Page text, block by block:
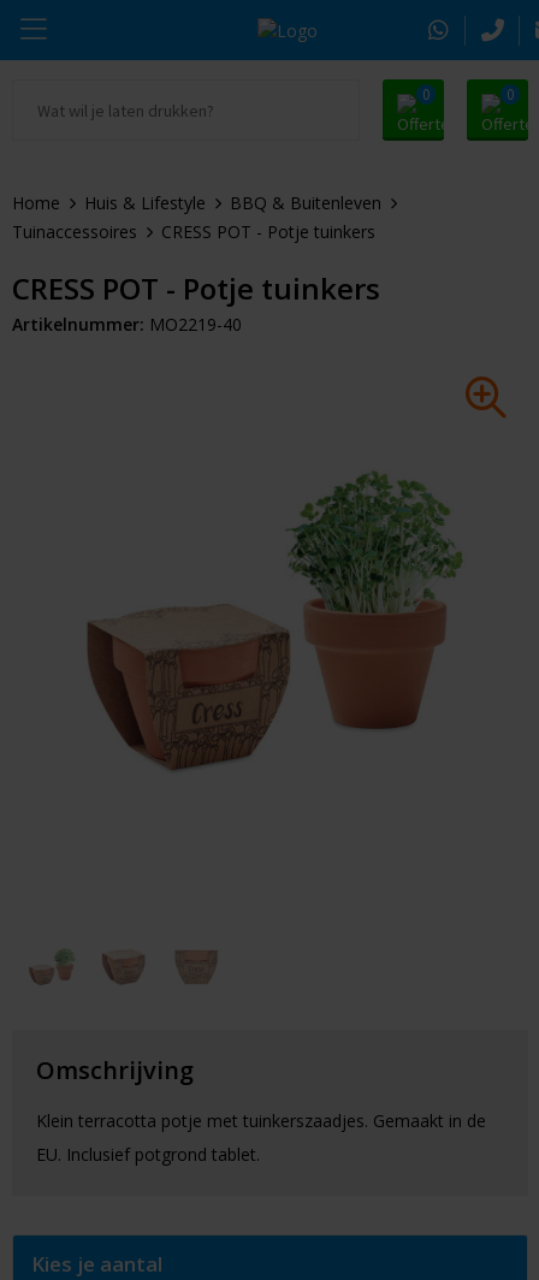
0 0
Drinkwaren
Tassen & Reizen
Outdoor & Vrije Tijd
Auto & Veiligheid
Gezondheid & Verzorging
Alle promosnoepje
Zomer
Kerst
Thule
Alle merken
Home Huis & Lifestyle
BBQ & Buitenleven
Tuinaccessoires
CRESS POT - Potje tuinkers
CRESS POT - Potje tuinkers
Artikelnummer: MO2219-40
Omschrijving
Klein terracotta potje met tuinkerszaadjes. Gemaakt in de
EU. Inclusief potgrond tablet.
Kies je aantal